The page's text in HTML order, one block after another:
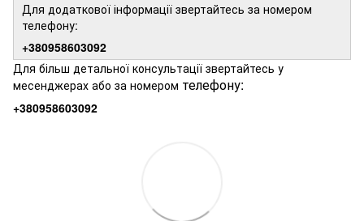
Для додаткової інформації звертайтесь за номером
телефону:
+380958603092
Для більш детальної консультації звертайтесь у
месенджерах або за номером телефону:
+380958603092